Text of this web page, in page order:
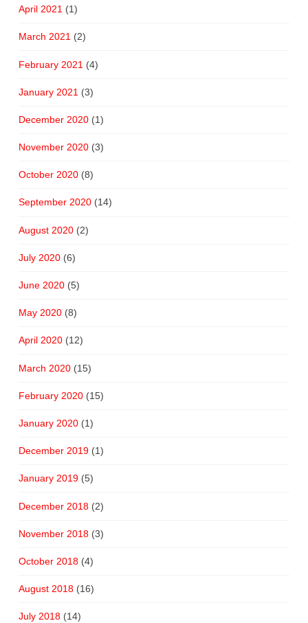
April 2021 (1)
March 2021(2)
February 2021 (4)
January 2021 (3)
December 2020(1)
November 2020(3)
October 2020(8)
September 2020(14)
August 2020(2)
July 2020(6)
June 2020(5)
May 2020(8)
April 2020(12)
March 2020(15)
February 2020(15)
January 2020(1)
December 2019(1)
January 2019(5)
December 2018(2)
November 2018(3)
October 2018(4)
August 2018(16)
July 2018(14)